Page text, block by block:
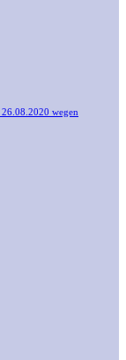
wegen